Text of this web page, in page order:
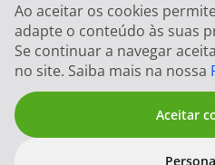
Ao aceitar os cookies
adapte o conteúdo às suas
Se continuar a navegar
no site. Saiba mais na nossa
Aceitar
2026 © Todos os direitos reservados: